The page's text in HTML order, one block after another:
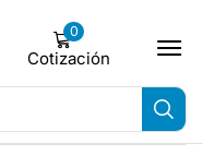
0
Cotización